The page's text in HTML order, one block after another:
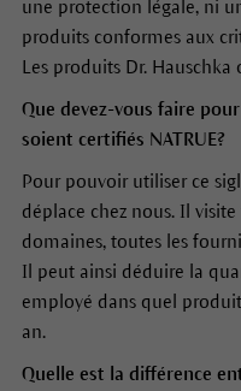
une protection légale, ni
produits conformes aux
Les produits Dr.
Que devez-vous faire
soient certifiés NATRUE?
Pour pouvoir utiliser ce
déplace chez nous. Il
domaines, toutes les
Il peut ainsi déduire la
employé dans quel
an.
Quelle est la différence